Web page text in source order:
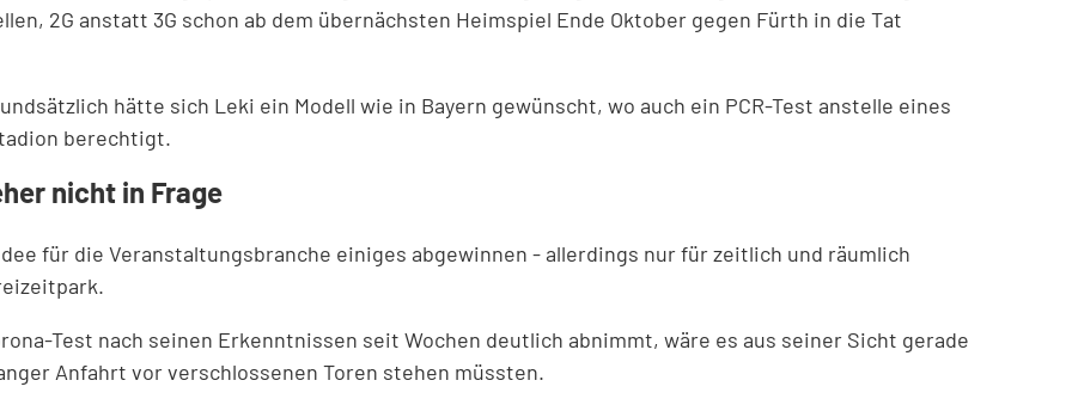
2G anstatt 3G schon ab dem übernächsten Heimspiel Ende Oktober gegen Fürth in die Tat
hätte sich Leki ein Modell wie in Bayern gewünscht, wo auch ein PCR-Test anstelle eines
berechtigt.
nicht in Frage
für die Veranstaltungsbranche einiges abgewinnen - allerdings nur für zeitlich und räumlich
Test nach seinen Erkenntnissen seit Wochen deutlich abnimmt, wäre es aus seiner Sicht gerade
Anfahrt vor verschlossenen Toren stehen müssten.